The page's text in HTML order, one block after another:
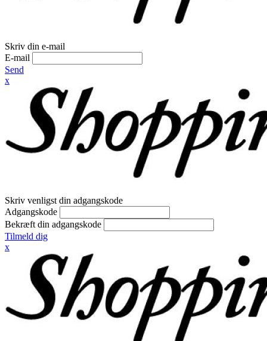
Skriv din e-mail
E-mail
Send
x
Skriv venligst din adgangskode
Adgangskode
Bekræft din adgangskode
Tilmeld dig
x